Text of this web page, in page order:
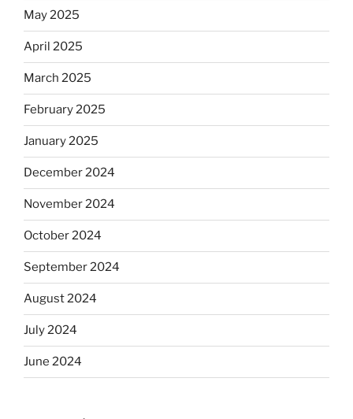
May 2025
April 2025
March 2025
February 2025
January 2025
December 2024
November 2024
October 2024
September 2024
August 2024
July 2024
June 2024